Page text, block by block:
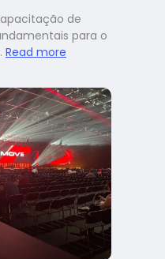
de
para o
Read more
que
transforma:
diretor
de
operações
da
rede
Giraffas
fala
sobre
como